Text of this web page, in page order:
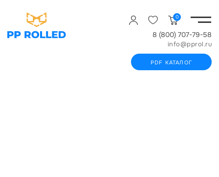
0
8 (800) 707-79-58
info@pprol.ru
PDF КАТАЛОГ